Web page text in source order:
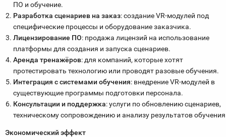
ПО и обучение.
Разработка сценариев на заказ: создание VR-модулей под
специфические процессы и оборудование заказчика.
Лицензирование ПО: продажа лицензий на использование
платформы для создания и запуска сценариев.
Аренда тренажёров: для компаний, которые хотят
протестировать технологию или проводят разовые обучения.
Интеграция с системами обучения: внедрение VR-модулей в
существующие программы подготовки персонала.
Консультации и поддержка: услуги по обновлению сценариев,
техническому сопровождению и анализу результатов
Экономический эффект